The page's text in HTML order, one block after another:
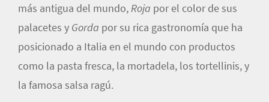
más antigua del mundo,Roja por el color de sus
palacetes y Gorda por su rica gastronomía que ha
posicionado a Italia en el mundo con productos
como la pasta fresca, la mortadela, los tortellinis, y
la famosa salsa ragú.